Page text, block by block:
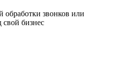
обработки звонков или
свой бизнес